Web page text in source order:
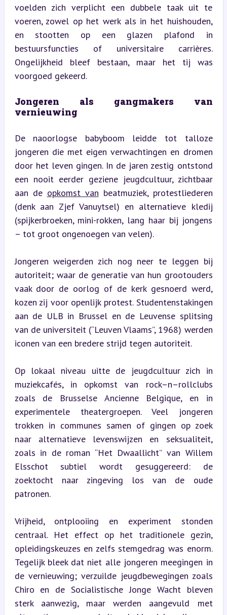
voelden zich verplicht een dubbele taak uit te
voeren, zowel op het werk als in het huishouden,
en stootten op een glazen plafond in
bestuursfuncties of universitaire carrières.
Ongelijkheid bleef bestaan, maar het tij was
voorgoed gekeerd.
Jongeren als gangmakers van
vernieuwing
De naoorlogse babyboom leidde tot talloze
jongeren die met eigen verwachtingen en dromen
door het leven gingen. In de jaren zestig ontstond
een nooit eerder geziene jeugdcultuur, zichtbaar
aan de opkomst van beatmuziek, protestliederen
(denk aan Zjef Vanuytsel) en alternatieve kledij
(spijkerbroeken, mini-rokken, lang haar bij jongens
– tot groot ongenoegen van velen).
Jongeren weigerden zich nog neer te leggen bij
autoriteit; waar de generatie van hun grootouders
vaak door de oorlog of de kerk gesnoerd werd,
kozen zij voor openlijk protest. Studentenstakingen
aan de ULB in Brussel en de Leuvense splitsing
van de universiteit (“Leuven Vlaams”, 1968) werden
iconen van een bredere strijd tegen autoriteit.
Op lokaal niveau uitte de jeugdcultuur zich in
muziekcafés, in opkomst van rock–n–rollclubs
zoals de Brusselse Ancienne Belgique, en in
experimentele theatergroepen. Veel jongeren
trokken in communes samen of gingen op zoek
naar alternatieve levenswijzen en seksualiteit,
zoals in de roman “Het Dwaallicht” van Willem
Elsschot subtiel wordt gesuggereerd: de
zoektocht naar zingeving los van de oude
patronen.
Vrijheid, ontplooiing en experiment stonden
centraal. Het effect op het traditionele gezin,
opleidingskeuzes en zelfs stemgedrag was enorm.
Tegelijk bleek dat niet alle jongeren meegingen in
de vernieuwing; verzuilde jeugdbewegingen zoals
Chiro en de Socialistische Jonge Wacht bleven
sterk aanwezig, maar werden aangevuld met